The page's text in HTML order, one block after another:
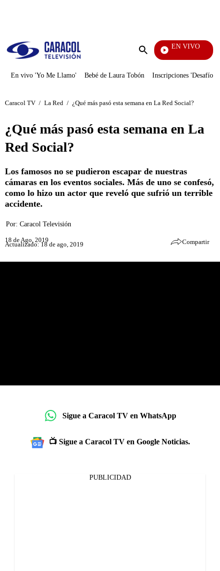
Enviar
EN VIVO
En vivo 'Yo Me Llamo' Bebé de Laura Tobón Inscripciones 'Desafío'
Caracol TV / La Red / ¿Qué más pasó esta semana en La Red Social?
¿Qué más pasó esta semana en La
Red Social?
Los famosos no se pudieron escapar de nuestras
cámaras en los eventos sociales. Más de uno se confesó,
como lo hizo un actor que reveló que sufrió un terrible
accidente.
Por: Caracol Televisión
18 de Ago, 2019
Actualizado: 18 de ago, 2019 Compartir
Sigue a Caracol TV en WhatsApp
📺 Sigue a Caracol TV en Google Noticias.
PUBLICIDAD